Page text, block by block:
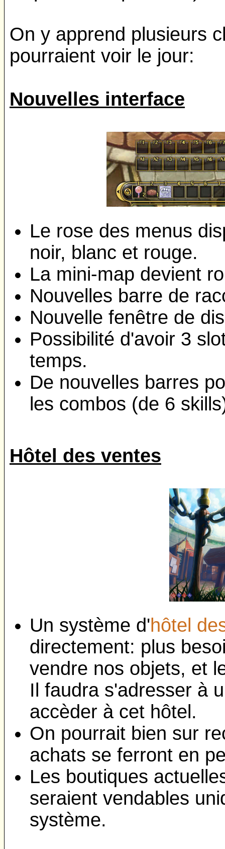
On y apprend plusieurs
pourraient voir le jour:
Nouvelles interface
Le rose des menus
noir, blanc et rouge.
La mini-map devient
Nouvelles barre de
Nouvelle fenêtre de
Possibilité d'avoir 3
temps.
De nouvelles barres
les combos (de 6
Hôtel des ventes
Un système d'hôtel
directement: plus
vendre nos objets, et
Il faudra s'adresser à
accèder à cet hôtel.
On pourrait bien sur
achats se ferront en
Les boutiques
seraient vendables
système.